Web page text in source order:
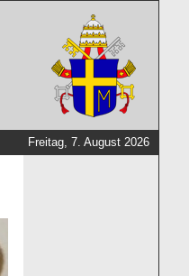
Freitag, 7. August 2026